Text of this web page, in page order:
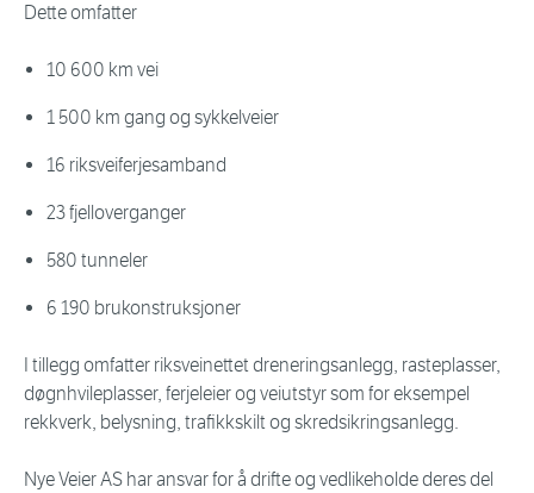
Dette omfatter
10 600 km vei
1 500 km gang og sykkelveier
16 riksveiferjesamband
23 fjelloverganger
580 tunneler
6 190 brukonstruksjoner
I tillegg omfatter riksveinettet dreneringsanlegg, rasteplasser,
døgnhvileplasser, ferjeleier og veiutstyr som for eksempel
rekkverk, belysning, trafikkskilt og skredsikringsanlegg.
Nye Veier AS har ansvar for å drifte og vedlikeholde deres del